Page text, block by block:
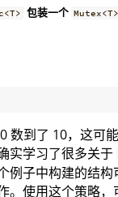
包装一个 Mutex<T>
数到了 10，这可
实学习了很多关于
例子中构建的结
。使用这个策略，